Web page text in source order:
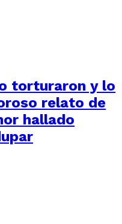
torturaron y lo
relato de
hallado